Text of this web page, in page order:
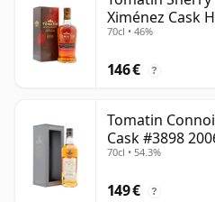
Ximénez Cask
alt
70cl • 46%
146 € ?
Tomatin
Cask #3898
70cl • 54.3%
149 € ?